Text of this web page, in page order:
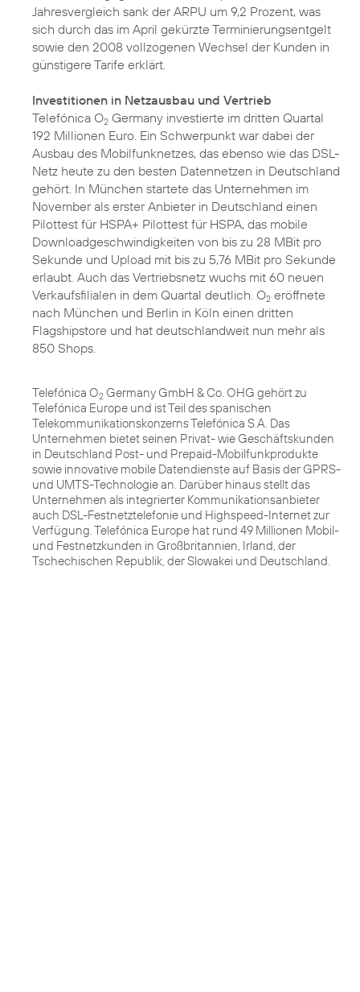
Jahresvergleich sank der ARPU um 9,2 Prozent, was
sich durch das im April gekürzte Terminierungsentgelt
sowie den 2008 vollzogenen Wechsel der Kunden in
günstigere Tarife erklärt.
Investitionen in Netzausbau und Vertrieb
Telefónica O2 Germany investierte im dritten Quartal
192 Millionen Euro. Ein Schwerpunkt war dabei der
Ausbau des Mobilfunknetzes, das ebenso wie das DSL-
Netz heute zu den besten Datennetzen in Deutschland
gehört. In München startete das Unternehmen im
November als erster Anbieter in Deutschland einen
Pilottest für HSPA+ Pilottest für HSPA, das mobile
Downloadgeschwindigkeiten von bis zu 28 MBit pro
Sekunde und Upload mit bis zu 5,76 MBit pro Sekunde
erlaubt. Auch das Vertriebsnetz wuchs mit 60 neuen
Verkaufsfilialen in dem Quartal deutlich. O2 eröffnete
nach München und Berlin in Köln einen dritten
Flagshipstore und hat deutschlandweit nun mehr als
850 Shops.
Telefónica O2 Germany GmbH & Co. OHG gehört zu
Telefónica Europe und ist Teil des spanischen
Telekommunikationskonzerns Telefónica S.A. Das
Unternehmen bietet seinen Privat- wie Geschäftskunden
in Deutschland Post- und Prepaid-Mobilfunkprodukte
sowie innovative mobile Datendienste auf Basis der GPRS-
und UMTS-Technologie an. Darüber hinaus stellt das
Unternehmen als integrierter Kommunikationsanbieter
auch DSL-Festnetztelefonie und Highspeed-Internet zur
Verfügung. Telefónica Europe hat rund 49 Millionen Mobil-
und Festnetzkunden in Großbritannien, Irland, der
Tschechischen Republik, der Slowakei und Deutschland.